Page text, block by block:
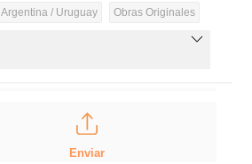
Argentina / Uruguay Obras Originales
Enviar